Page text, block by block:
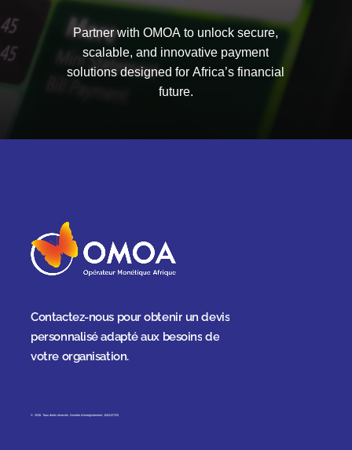
Partner with OMOA to unlock secure,
scalable, and innovative payment
solutions designed for Africa’s financial
future.
Contactez-nous pourobtenir un devis
personnaliséadaptéaux besoins de
votre organisation.
©2026. Tous droits réservés. Numéro d’enregistrement: 10041272/5